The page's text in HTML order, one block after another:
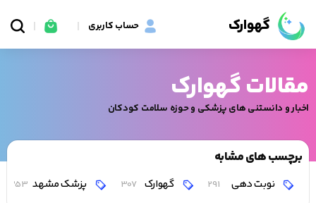
گهوارک حساب کاربری
مقالات گهوارک
اخبار و دانستنی های پزشکی و حوزه سلامت کودکان
برچسب های مشابه
نوبت دهی 291 گهوارک 307 پزشک مشهد 353